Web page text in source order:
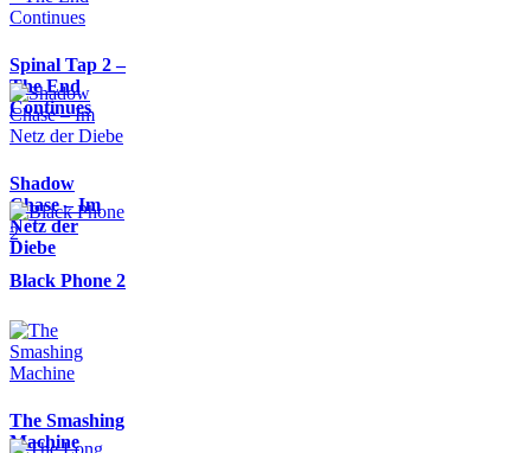
Spinal Tap 2 –
The End
Continues
Shadow
Chase – Im
Netz der
Diebe
Black Phone 2
The Smashing
Machine